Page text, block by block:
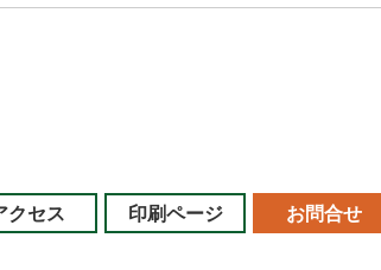
クセス 印刷ページ お問合せ